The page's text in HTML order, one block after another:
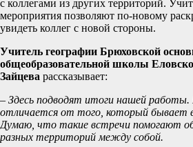
с коллегами из других территорий.
мероприятия позволяют по-новому
увидеть коллег с новой стороны.
Учитель географии Брюховской
общеобразовательной школы
Зайцева рассказывает:
– Здесь подводят итоги нашей
отличается от того, который бывает
Думаю, что такие встречи помогают
разных территорий между собой.